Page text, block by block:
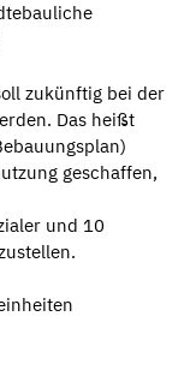
zukünftig bei der
Das heißt
geschaffen,
und 10